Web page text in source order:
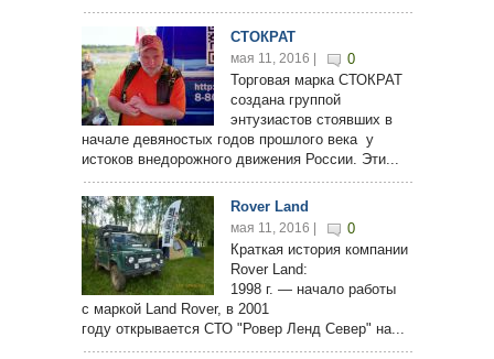
СТОКРАТ
мая 11, 2016 |
0
Торговая марка СТОКРАТ
создана группой
энтузиастов стоявших в
начале девяностых годов прошлого века у
истоков внедорожного движения России. Эти...
Rover Land
мая 11, 2016 |
0
Краткая история компании
Rover Land:
1998 г. — начало работы
с маркой Land Rover, в 2001
году открывается СТО "Ровер Ленд Север" на...